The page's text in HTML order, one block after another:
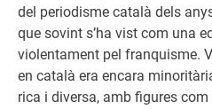
del periodisme català dels
que sovint s’ha vist com una
violentament pel franquisme.
en català era encara
rica i diversa, amb figures